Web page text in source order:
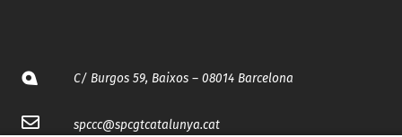
C/ Burgos 59, Baixos – 08014 Barcelona
spccc@spcgtcatalunya.cat